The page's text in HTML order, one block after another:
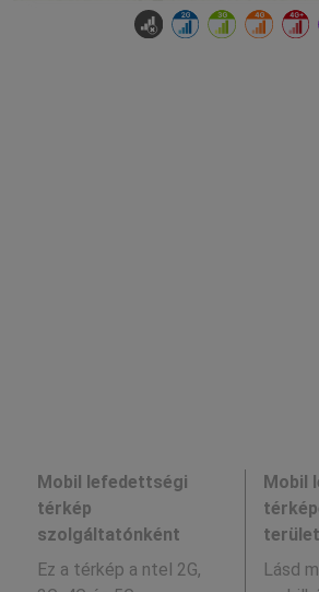
Mobil lefedettségi
térkép
szolgáltatónként
Ez a térkép a ntel 2G,
Mobil
Lásd